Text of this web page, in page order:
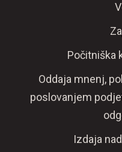
Počitniška
Oddaja mnenj,
poslovanjem
Izdaja